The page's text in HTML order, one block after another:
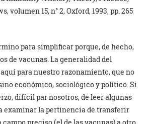
volumen 15, n° 2, Oxford, 1993, pp. 265
para simplificar porque, de hecho,
de vacunas. La generalidad del
para nuestro razonamiento, que no
económico, sociológico y político. Si
difícil par nosotros, de leer algunas
examinar la pertinencia de transferir